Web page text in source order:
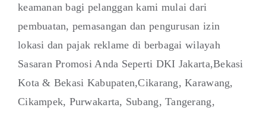
keamanan bagi pelanggan kami mulai dari
pembuatan, pemasangan dan pengurusan izin
lokasi dan pajak reklame di berbagai wilayah
Sasaran Promosi Anda Seperti DKI Jakarta,Bekasi
Kota & Bekasi Kabupaten,Cikarang, Karawang,
Cikampek, Purwakarta, Subang, Tangerang,